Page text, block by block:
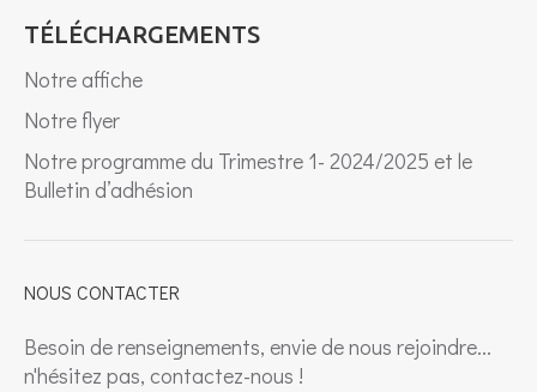
TÉLÉCHARGEMENTS
Notre affiche
Notre flyer
Notre programme du Trimestre 1- 2024/2025 et le
Bulletin d’adhésion
NOUS CONTACTER
Besoin de renseignements, envie de nous rejoindre...
n'hésitez pas, contactez-nous !